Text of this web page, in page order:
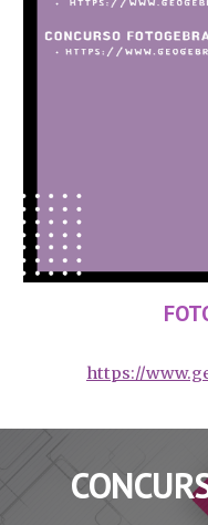
https://